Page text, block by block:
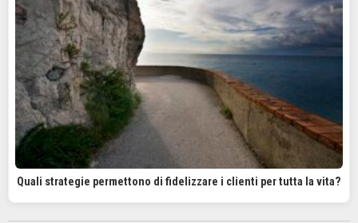
Quali strategie permettono di fidelizzare i clienti per tutta la vita?